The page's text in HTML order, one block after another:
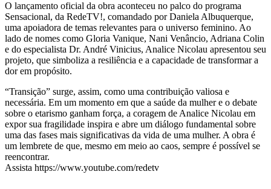
O lançamento oficial da obra aconteceu no palco do programa
Sensacional, da RedeTV!, comandado por Daniela Albuquerque,
uma apoiadora de temas relevantes para o universo feminino. Ao
lado de nomes como Gloria Vanique, Nani Venâncio, Adriana Colin
e do especialista Dr. André Vinicius, Analice Nicolau apresentou seu
projeto, que simboliza a resiliência e a capacidade de transformar a
dor em propósito.
“Transição” surge, assim, como uma contribuição valiosa e
necessária. Em um momento em que a saúde da mulher e o debate
sobre o etarismo ganham força, a coragem de Analice Nicolau em
expor sua fragilidade inspira e abre um diálogo fundamental sobre
uma das fases mais significativas da vida de uma mulher. A obra é
um lembrete de que, mesmo em meio ao caos, sempre é possível se
reencontrar.
Assista https://www.youtube.com/redetv